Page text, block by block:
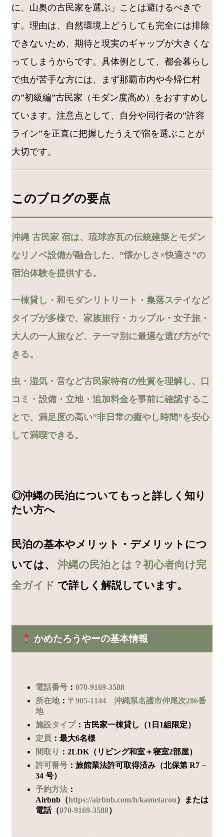
に、山奥の古民家を選ぶ」ことは避けるべきで
す。理由は、自然環境上どうしても完全には排除
できないため、期待と現実のギャップが大きくな
ってしまうからです。具体例として、都会暮らし
で虫が苦手な方には、まず那覇市内や今帰仁村
の”初級編”古民家（モダン度高め）をおすすめし
ています。注意点として、自分や同行者の”許容
ライン”を正直に把握したうえで宿を選ぶことが
大切です。
このブログの要点
沖縄 古民家 宿は、琉球赤瓦の伝統建築とモダン
なリノベ設備が融合した、”懐かしさ×快適さ”の
宿泊体験を提供する。
一棟貸し・和モダンリトリート・集落ステイなど
タイプが多様で、家族旅行・カップル・女子旅・
大人の一人旅など、テーマ別に最適な選び方がで
きる。
虫・湿気・音など古民家特有の性質を理解し、口
コミ・設備・立地・追加料金を事前に確認するこ
とで、満足度の高い”非日常の癒やし時間”を安心
して満喫できる。
◎沖縄の民泊についてもっと詳しく知り
たい方へ
民泊の基本やメリット・デメリットにつ
いては、 沖縄の民泊とは？初心者向け完
全ガイド で詳しく解説しています。
かめたろうやーの基本情報
電話番号 ： 070-9169-3588
所在地： 〒905-1144 沖縄県名護市仲尾次286番
地
施設タイプ：古民家一棟貸し（1日1組限定）
定員 ：最大6名様
間取り ：2LDK（リビング和室＋寝室2部屋）
許可番号 ：旅館業法許可取得済み（北保第 R7 −
34 号）
予約方法 ：
Airbnb（https://airbnb.com/h/kametarou）または
電話（070-9169-3588）